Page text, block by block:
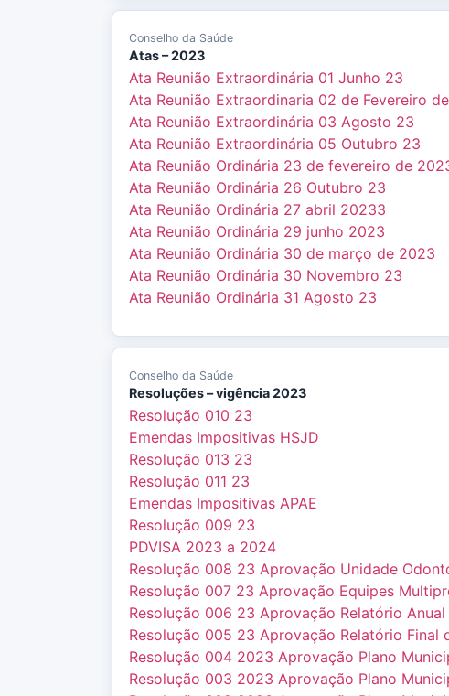
Conselho da Saúde
Atas – 2023
Ata Reunião Extraordinária 01 Junho 23
Ata Reunião Extraordinaria 02 de Fevereiro
Ata Reunião Extraordinária 03 Agosto 23
Ata Reunião Extraordinária 05 Outubro 23
Ata Reunião Ordinária 23 de fevereiro de
Ata Reunião Ordinária 26 Outubro 23
Ata Reunião Ordinária 27 abril 20233
Ata Reunião Ordinária 29 junho 2023
Ata Reunião Ordinária 30 de março de 2023
Ata Reunião Ordinária 30 Novembro 23
Ata Reunião Ordinária 31 Agosto 23
Conselho da Saúde
Resoluções – vigência 2023
Resolução 010 23
Emendas Impositivas HSJD
Resolução 013 23
Resolução 011 23
Emendas Impositivas APAE
Resolução 009 23
PDVISA 2023 a 2024
Resolução 008 23 Aprovação Unidade
Resolução 007 23 Aprovação Equipes
Resolução 006 23 Aprovação Relatório
Resolução 005 23 Aprovação Relatório Final
Resolução 004 2023 Aprovação Plano
Resolução 003 2023 Aprovação Plano